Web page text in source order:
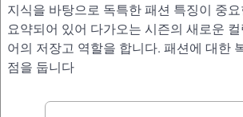
지식을 바탕으로 독특한 패션 특징이 중요
요약되어 있어 다가오는 시즌의 새로운
어의 저장고 역할을 합니다. 패션에 대한
점을 둡니다